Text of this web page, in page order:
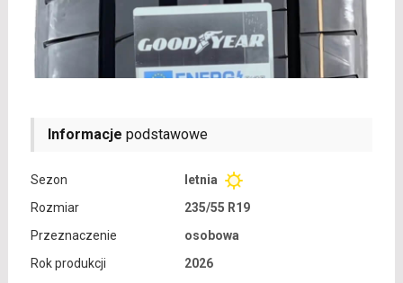
Informacje podstawowe
Sezon
letnia
Rozmiar
235/55 R19
Przeznaczenie
osobowa
Rok produkcji
2026